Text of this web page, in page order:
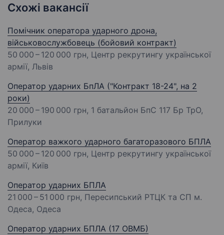
Схожі вакансії
Помічник оператора ударного дрона,
військовослужбовець (бойовий контракт)
50 000 – 120 000 грн, Центр рекрутингу української
армії, Львів
Оператор ударних БпЛА ("Контракт 18-24", на 2
роки)
20 000 – 190 000 грн, 1 батальйон БпС 117 Бр ТрО,
Прилуки
Оператор важкого ударного багаторазового БПЛА
50 000 – 120 000 грн, Центр рекрутингу української
армії, Київ
Оператор ударних БПЛА
21 000 – 51 000 грн, Пересипський РТЦК та СП м.
Одеса, Одеса
Оператор ударних БПЛА (17 ОВМБ)